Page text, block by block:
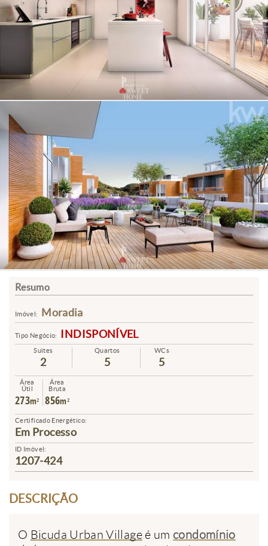
Resumo
Imóvel: Moradia
Tipo Negócio: INDISPONÍVEL
Suites
2
Quartos
5
WCs
5
Área
Útil
273m²
Área
Bruta
856m²
Certificado Energético:
Em Processo
ID Imóvel:
1207-424
DESCRIÇÃO
O Bicuda Urban Villageé um condomínio